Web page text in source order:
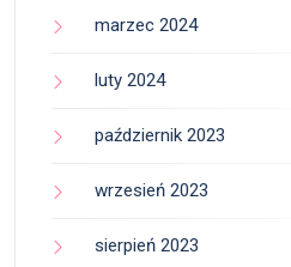
marzec 2024
luty 2024
październik 2023
wrzesień 2023
sierpień 2023